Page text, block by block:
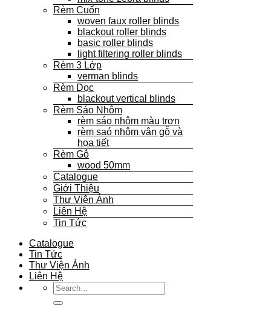
Rèm Cuốn
woven faux roller blinds
blackout roller blinds
basic roller blinds
light filtering roller blinds
Rèm 3 Lớp
verman blinds
Rèm Dọc
blackout vertical blinds
Rèm Sáo Nhôm
rèm sáo nhôm màu trơn
rèm saó nhôm vân gỗ và
họa tiết
Rèm Gỗ
wood 50mm
Catalogue
Giới Thiệu
Thư Viện Ảnh
Liên Hệ
Tin Tức
Catalogue
Tin Tức
Thư Viện Ảnh
Liên Hệ